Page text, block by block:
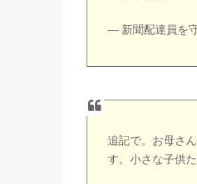
— 新聞配達員を
追記で。お母さ
す。小さな子供